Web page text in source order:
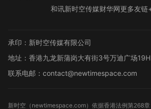
和讯新时空传媒财华网更多友链
承印：新时空传媒有限公司
地址：香港九龙新蒲岗大有街3号万迪广场19H
联系电邮：contact@newtimespace.com
新时空（ newtimespace.com）依据香港法例第268